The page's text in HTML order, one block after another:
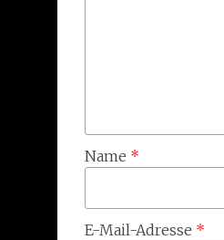
Name *
E-Mail-Adresse *